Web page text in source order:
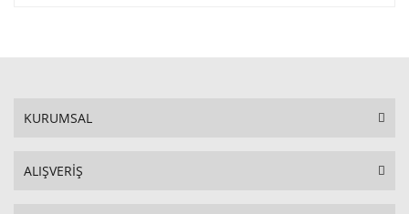
KURUMSAL
ALIŞVERİŞ